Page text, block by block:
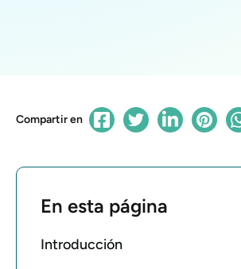
Compartir en
En esta página
Introducción